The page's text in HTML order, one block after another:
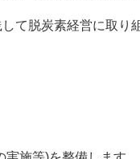
て脱炭素経営に取り